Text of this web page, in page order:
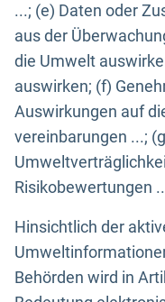
...; (e) Daten oder
aus der
die Umwelt
auswirken; (f)
Auswirkungen auf
vereinbarungen ...;
Risikobewertungen
Hinsichtlich der
Behörden wird in